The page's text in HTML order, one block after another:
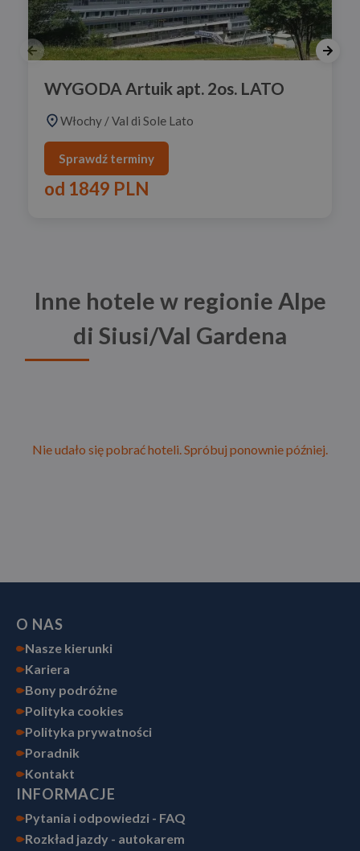
WYGODA Artuik apt. 2os. LATO
Włochy /Val di Sole Lato
Sprawdź terminy
od 1849 PLN
Inne hotele w regionie Alpe
di Siusi/Val Gardena
Nie udało się pobrać hoteli. Spróbuj ponownie później.
O NAS
Nasze kierunki
Kariera
Bony podróżne
Polityka cookies
Polityka prywatności
Poradnik
Kontakt
INFORMACJE
Pytania i odpowiedzi - FAQ
Rozkład jazdy - autokarem